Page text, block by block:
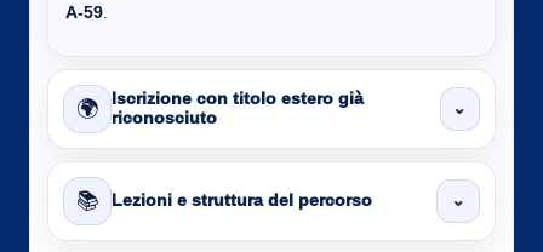
A-59
🌍
Iscrizione con titolo estero già
riconosciuto
⌄
📚 Lezioni e struttura del percorso ⌄